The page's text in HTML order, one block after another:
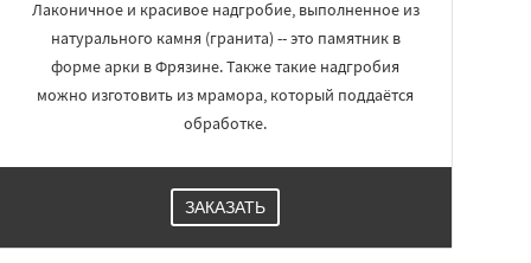
Лаконичное и красивое надгробие, выполненное из
натурального камня (гранита) -- это памятник в
форме арки в Фрязине. Также такие надгробия
можно изготовить из мрамора, который поддаётся
обработке.
ЗАКАЗАТЬ